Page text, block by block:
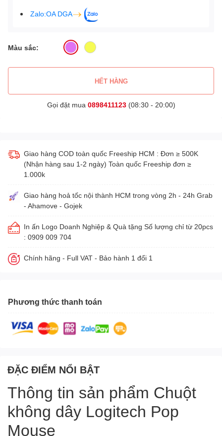
Zalo:OA DGA
Màu sắc:
HẾT HÀNG
Gọi đặt mua 0898411123(08:30 - 20:00)
Giao hàng COD toàn quốc Freeship HCM : Đơn ≥ 500K
(Nhận hàng sau 1-2 ngày) Toàn quốc Freeship đơn ≥
1.000k
Giao hàng hoả tốc nội thành HCM trong vòng 2h - 24h Grab
- Ahamove - Gojek
In ấn Logo Doanh Nghiệp & Quà tặng Số lượng chỉ từ 20pcs
: 0909 009 704
Chính hãng - Full VAT - Bảo hành 1 đổi 1
Phương thức thanh toán
ĐẶC ĐIỂM NỔI BẬT
Thông tin sản phẩm Chuột
không dây Logitech Pop
Mouse